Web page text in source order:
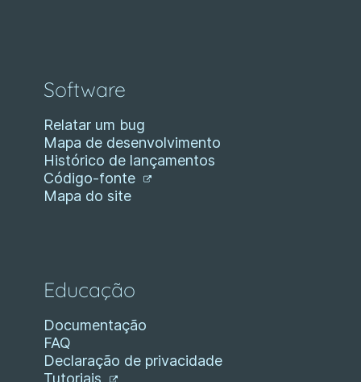
Software
Relatar um bug
Mapa de desenvolvimento
Histórico de lançamentos
Código-fonte
Mapa do site
Educação
Documentação
FAQ
Declaração de privacidade
Tutoriais